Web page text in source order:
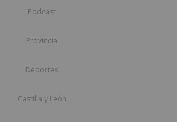
Podcast
Provincia
Deportes
Castilla y León